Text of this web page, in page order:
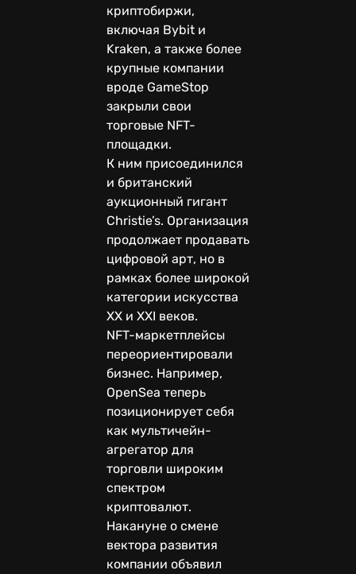
криптобиржи,
включая Bybit и
Kraken, а также более
крупные компании
вроде GameStop
закрыли свои
торговые NFT-
площадки.
К ним присоединился
и британский
аукционный гигант
Christie’s. Организация
продолжает продавать
цифровой арт, но в
рамках более широкой
категории искусства
XX и XXI веков.
NFT-маркетплейсы
переориентировали
бизнес. Например,
OpenSea теперь
позиционирует себя
как мультичейн-
агрегатор для
торговли широким
спектром
криптовалют.
Накануне о смене
вектора развития
компании объявил